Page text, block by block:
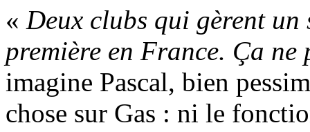
« Deux clubs qui gèrent un
première en France. Ça ne
imagine Pascal, bien
chose sur Gas : ni le